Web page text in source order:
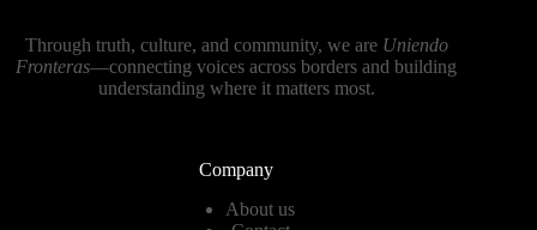
Through truth, culture, and community, we are Uniendo
Fronteras—connecting voices across borders and building
understanding where it matters most.
Company
About us